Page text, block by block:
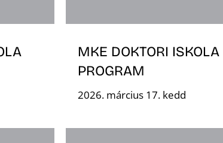
MKE DOKTORI ISKOLA
PROGRAM
2026. március 17. kedd